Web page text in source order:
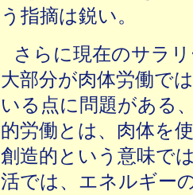
う指摘は鋭い。
さらに現在のサラ
大部分が肉体労働で
いる点に問題がある
的労働とは、肉体を
創造的という意味で
活では、エネルギー